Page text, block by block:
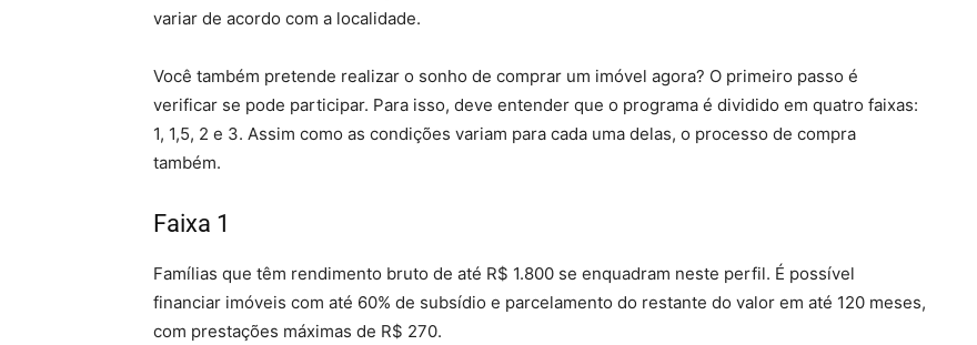
variar de acordo com a localidade.
Você também pretende realizar o sonho de comprar um imóvel agora? O primeiro passo é
verificar se pode participar. Para isso, deve entender que o programa é dividido em quatro faixas:
1, 1,5, 2 e 3. Assim como as condições variam para cada uma delas, o processo de compra
também.
Faixa 1
Famílias que têm rendimento bruto de até R$ 1.800 se enquadram neste perfil. É possível
financiar imóveis com até 60% de subsídio e parcelamento do restante do valor em até 120 meses,
com prestações máximas de R$ 270.